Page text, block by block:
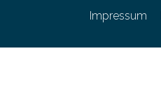
Impressum